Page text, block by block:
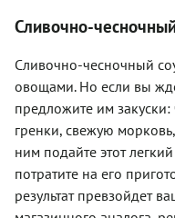
Сливочно-
Сливочно-чесночный
овощами. Но если вы
предложите им
гренки, свежую
ним подайте этот легкий
потратите на его
результат превзойдет